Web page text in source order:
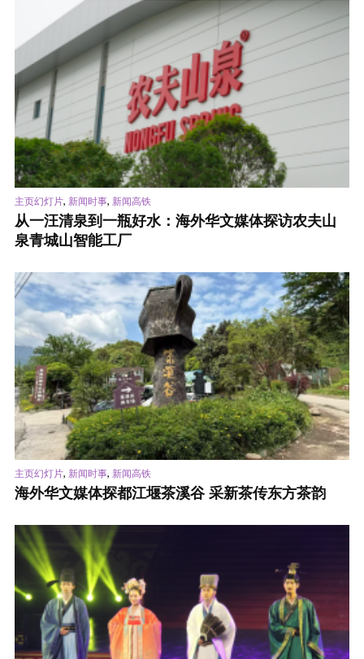
主页幻灯片, 新闻时事, 新闻高铁
从一汪清泉到一瓶好水：海外华文媒体探访农夫山
泉青城山智能工厂
主页幻灯片, 新闻时事, 新闻高铁
海外华文媒体探都江堰茶溪谷 采新茶传东方茶韵